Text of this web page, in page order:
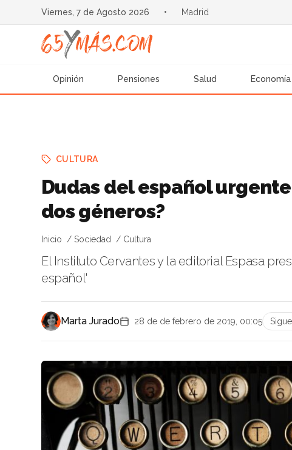
Viernes, 7 de Agosto 2026 • Madrid
Opinión Pensiones Salud Economía
CULTURA
Dudas del español
dos géneros?
Inicio Sociedad Cultura
El Instituto Cervantes y la editorial Espasa
español'
Marta Jurado 28 de de febrero de 2019, 00:05